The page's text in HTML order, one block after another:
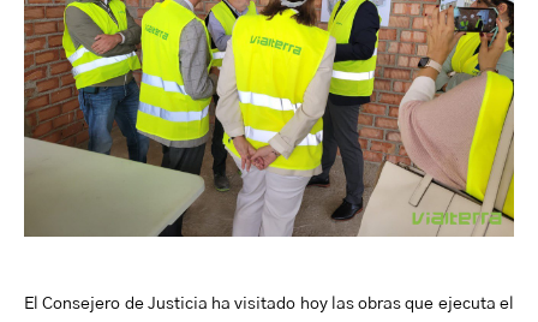
El Consejero de Justicia ha visitado hoy las obras que ejecuta el